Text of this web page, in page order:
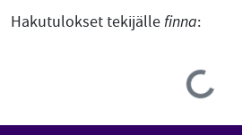
Hakutulokset tekijällefinna:
Loading...